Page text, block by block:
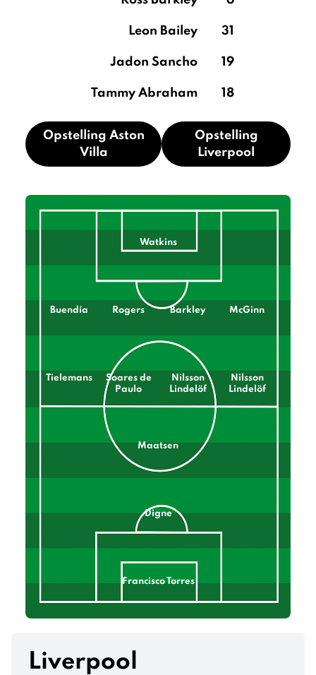
Leon Bailey 31
Jadon Sancho 19
Tammy Abraham 18
Opstelling Aston
Villa
Opstelling
Liverpool
Watkins
Buendía Rogers Barkley McGinn
Tielemans
Soares de
Paulo
Nilsson
Lindelöf
Nilsson
Lindelöf
Maatsen
Digne
Francisco Torres
Liverpool